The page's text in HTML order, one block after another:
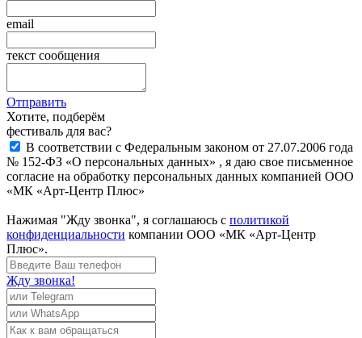
email
текст сообщения
Отправить
Хотите, подберём
фестиваль для вас?
В соответствии с Федеральным законом от 27.07.2006 года
№ 152-ФЗ «О персональных данных» , я даю свое письменное
согласие на обработку персональных данных компанией ООО
«МК «Арт-Центр Плюс»
Нажимая "Жду звонка", я соглашаюсь с политикой
конфиденциальности компании ООО «МК «Арт-Центр
Плюс».
Жду звонка!